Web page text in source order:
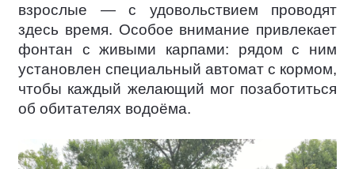
взрослые — с удовольствием проводят
здесь время. Особое внимание привлекает
фонтан с живыми карпами: рядом с ним
установлен специальный автомат с кормом,
чтобы каждый желающий мог позаботиться
об обитателях водоёма.